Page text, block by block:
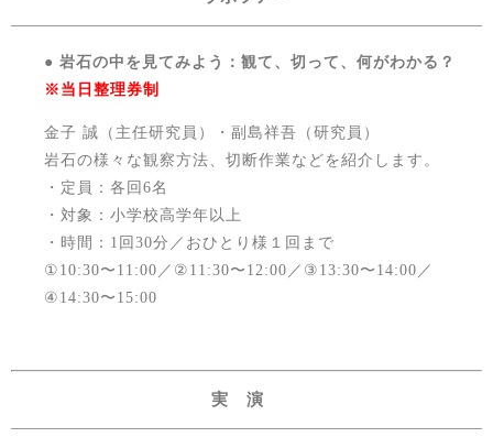
● 岩石の中を見てみよう：観て、切って、何がわかる？
※当日整理券制
金子 誠（主任研究員）・副島祥吾（研究員）
岩石の様々な観察方法、切断作業などを紹介します。
・定員：各回6名
・対象：小学校高学年以上
・時間：1回30分／おひとり様１回まで
①10:30〜11:00／②11:30〜12:00／③13:30〜14:00／
④14:30〜15:00
実 演